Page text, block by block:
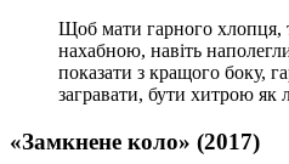
Щоб мати гарного хлопця,
нахабною, навіть
показати з кращого боку,
загравати, бути хитрою як
«Замкнене коло» (2017)